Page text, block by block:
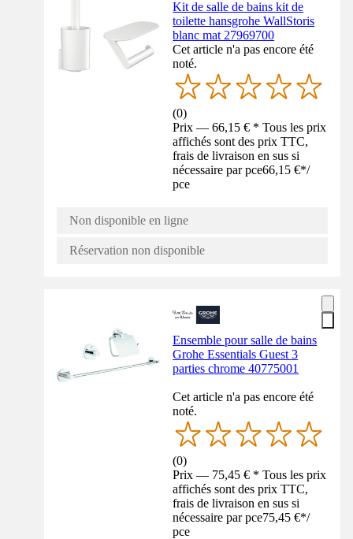
Kit de salle de bains kit de
toilette hansgrohe WallStoris
blanc mat 27969700
Cet article n'a pas encore été
noté.
(0)
Prix — 66,15 € * Tous les prix
affichés sont des prix TTC,
frais de livraison en sus si
nécessaire par pce66,15 €*/
pce
Non disponible en ligne
Réservation non disponible
Ensemble pour salle de bains
Grohe Essentials Guest 3
parties chrome 40775001
Cet article n'a pas encore été
noté.
(0)
Prix — 75,45 € * Tous les prix
affichés sont des prix TTC,
frais de livraison en sus si
nécessaire par pce75,45 €*/
pce